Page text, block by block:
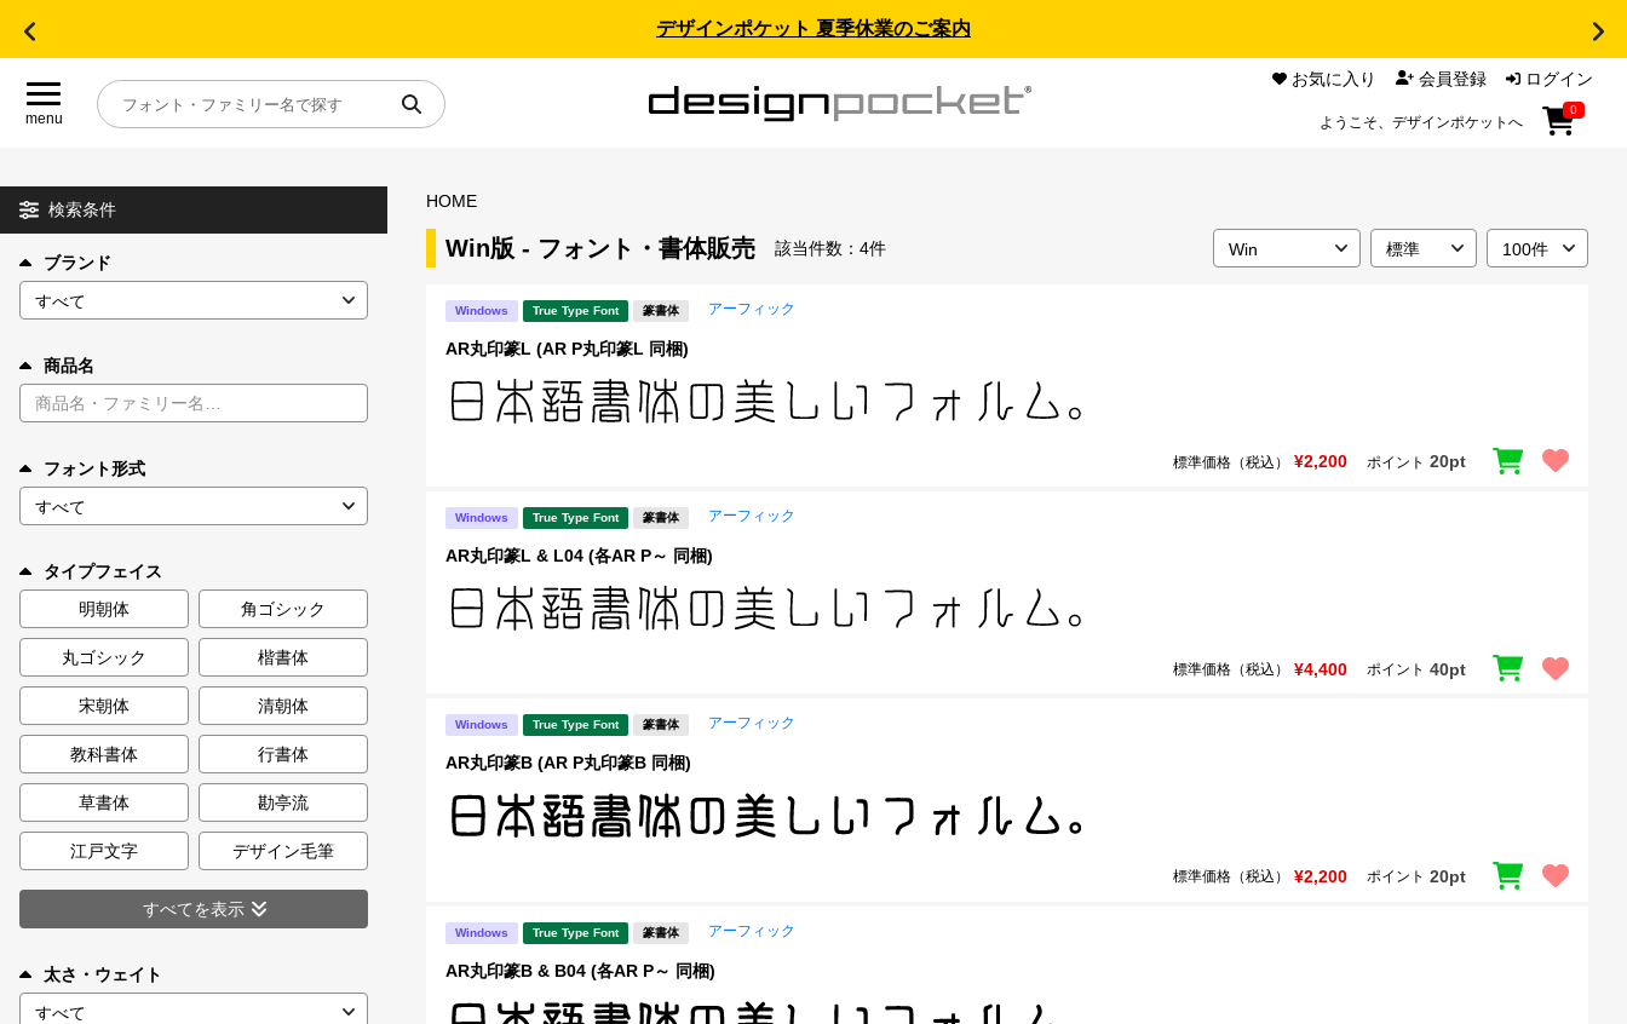
デザインポケット 夏季休業のご案内
menu
お気に入り 会員登録 ログイン
ようこそ、デザインポケットへ
0
目的別フォントガイド
特集
年間ライセンス商品
キャンペーン一覧
カート 0
マイページ
お気に入り
ご利用ガイド
お問い合わせ
検索条件
ブランド
商品名
フォント形式
タイプフェイス
明朝体
角ゴシック
丸ゴシック 楷書体
宋朝体 清朝体
教科書体 行書体
草書体 勘亭流
江戸文字 デザイン毛筆
すべてを表示
太さ・ウェイト
HOME
Win版 - フォント・書体販売 該当件数： 4件
Windows True Type Font 篆書体 アーフィック
AR丸印篆L (AR P丸印篆L 同梱)
標準価格（税込） ¥2,200 ポイント 20pt
Windows True Type Font 篆書体 アーフィック
AR丸印篆L & L04 (各AR P～ 同梱)
標準価格（税込） ¥4,400 ポイント 40pt
Windows True Type Font 篆書体 アーフィック
AR丸印篆B (AR P丸印篆B 同梱)
標準価格（税込） ¥2,200 ポイント 20pt
Windows True Type Font 篆書体 アーフィック
AR丸印篆B & B04 (各AR P～ 同梱)